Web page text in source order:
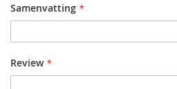
Samenvatting
Review